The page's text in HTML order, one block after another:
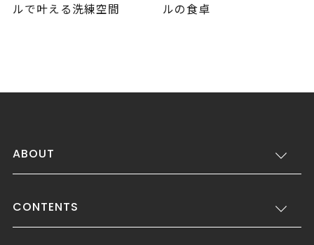
ルで叶える洗練空間
ルの食卓
ABOUT
CONTENTS